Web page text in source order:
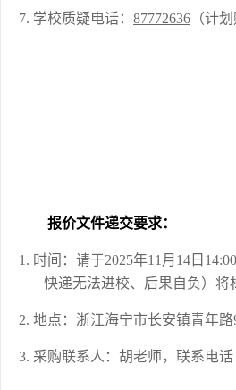
7. 学校质疑电话： 87772636 （计
报价文件递交要求：
1. 时间：请于2025年1 1 月 14 日
快递无法进校、后果自负）将
2. 地点：浙江海宁市长安镇青年路
3. 采购联系人： 胡老师，联系电话